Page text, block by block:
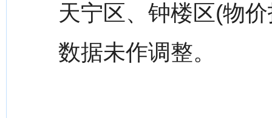
天宁区、钟楼区(物
数据未作调整。